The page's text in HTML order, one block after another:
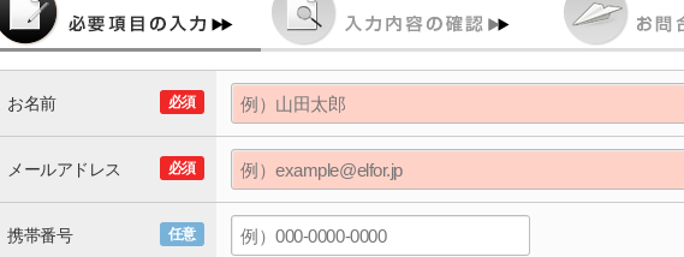
必須
お名前
必須
メールアドレス
任意
携帯番号